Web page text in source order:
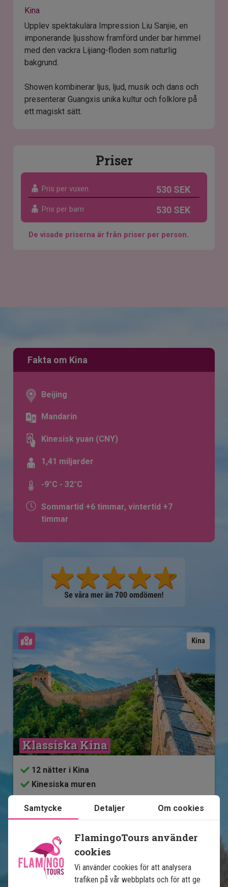
Kina
Upplev spektakulära Impression Liu Sanjie, en
imponerande ljusshow framförd under bar himmel
med den vackra Lijiang-floden som naturlig
bakgrund.
Showen kombinerar ljus, ljud, musik och dans och
presenterar Guangxis unika kultur och folklore på
ett magiskt sätt.
Priser
Pris per vuxen 530 SEK
Pris per barn 530 SEK
De visade priserna är från priser per person.
Fakta om Kina
Beijing
Mandarin
Kinesisk yuan (CNY)
1,41 miljarder
-9°C - 32°C
Sommartid +6 timmar, vintertid +7
timmar
Kina
Se karta
Klassiska Kina
12 nätter i Kina
Kinesiska muren
Terrakottaarmén i Xi'an
Båttur i staden på vatten, Zhujiajiao
Möjlighet lägga till extra upplevelser
Stora grupprabatter
Alla transfer ingår
Samtycke Detaljer Om cookies
FlamingoTours använder
cookies
Vi använder cookies för att analysera
trafiken på vår webbplats och för att ge